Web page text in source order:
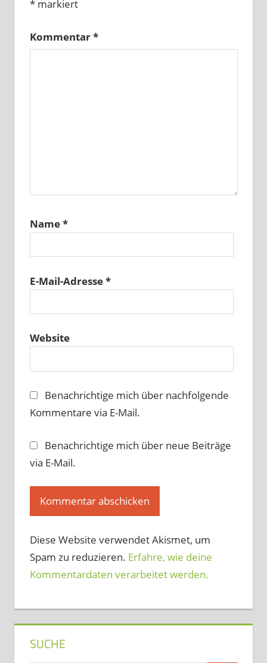
*markiert
Kommentar*
Name*
E-Mail-Adresse*
Website
Benachrichtige mich über nachfolgende
Kommentare via E-Mail.
Benachrichtige mich über neue Beiträge
via E-Mail.
Diese Website verwendet Akismet, um
Spam zu reduzieren. Erfahre, wie deine
Kommentardaten verarbeitet werden.
SUCHE